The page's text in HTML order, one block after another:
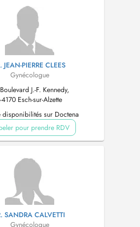
JEAN-PIERRE CLEES
Gynécologue
J.-F. Kennedy,
4170 Esch-sur-Alzette
disponibilités sur Doctena
pour prendre RDV
SANDRA CALVETTI
Gynécologue